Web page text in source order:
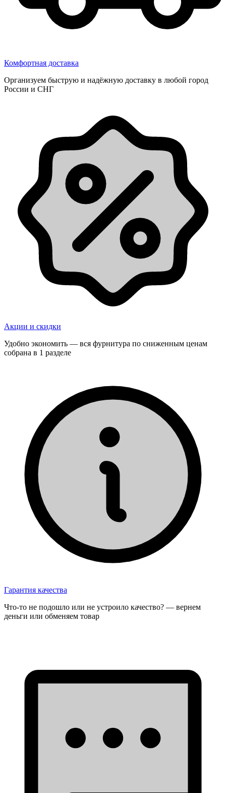
Комфортная доставка
Организуем быструю и надёжную доставку в любой город
России и СНГ
Акции и скидки
Удобно экономить — вся фурнитура по сниженным ценам
собрана в 1 разделе
Гарантия качества
Что-то не подошло или не устроило качество? — вернем
деньги или обменяем товар